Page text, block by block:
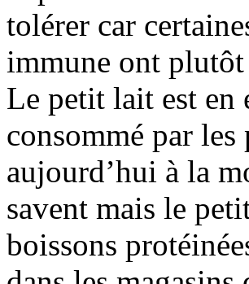
tolérer car
immune ont
Le petit lait est en
consommé par
aujourd’hui à la
savent mais le
boissons